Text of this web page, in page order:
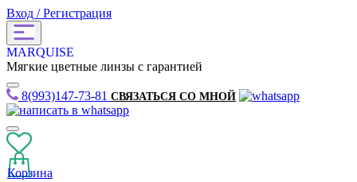
Вход / Регистрация
MARQUISE
Мягкие цветные линзы с гарантией
8(993)147-73-81 СВЯЗАТЬСЯ СО МНОЙ
Корзина